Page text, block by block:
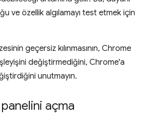
ve özellik algılamayı test etmek için
geçersiz kılınmasının, Chrome
işleyişini değiştirmediğini, Chrome'a
unutmayın.
açma